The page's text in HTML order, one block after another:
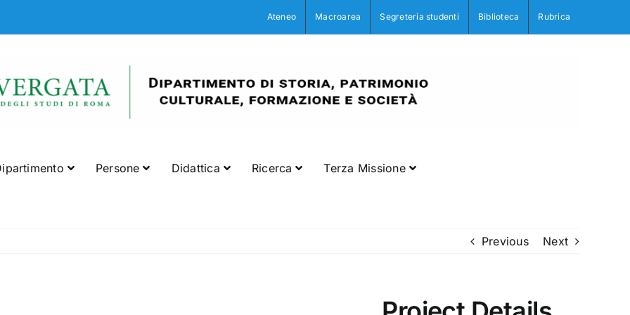
Ateneo Macroarea Segreteria studenti Biblioteca Rubrica
Persone Didattica Ricerca Terza Missione
Previous Next